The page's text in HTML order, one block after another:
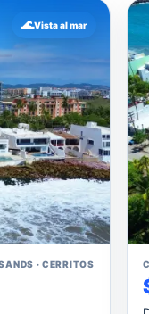
🌊Vista al mar
↗
· CERRITOS